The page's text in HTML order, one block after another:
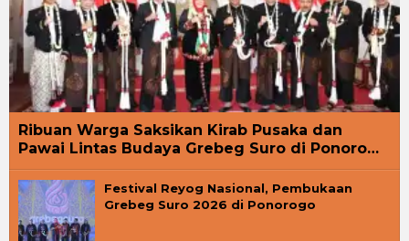
Ribuan Warga Saksikan Kirab Pusaka dan
Pawai Lintas Budaya Grebeg Suro di Ponoro…
Festival Reyog Nasional, Pembukaan
Grebeg Suro 2026 di Ponorogo